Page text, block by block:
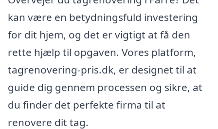
kan være en betydningsfuld investering
for dit hjem, og det er vigtigt at få den
rette hjælp til opgaven. Vores platform,
tagrenovering-pris.dk, er designet til at
guide dig gennem processen og sikre, at
du finder det perfekte firma til at
renovere dit tag.